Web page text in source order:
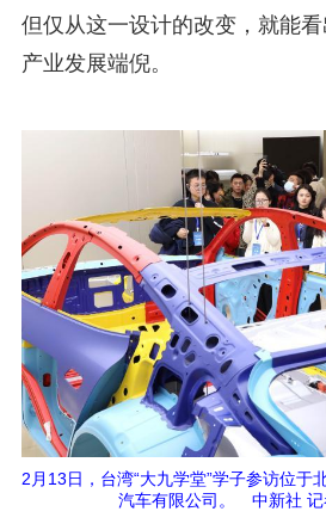
但仅从这一设计的改变，就能
产业发展端倪。
2月13日，台湾“大九学堂”学子参访位于
汽车有限公司。 中新社 记